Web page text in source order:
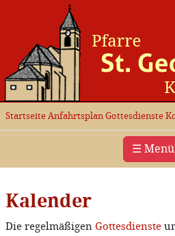
Startseite Anfahrtsplan Gottesdienste
☰ Menü
Kalender
Die regelmäßigen Gottesdienste